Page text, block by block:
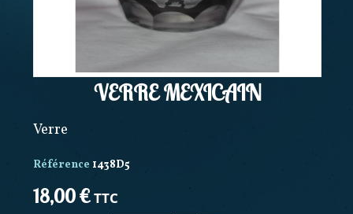
VERRE MEXICAIN
Verre
Référence 1438D5
18,00 €TTC